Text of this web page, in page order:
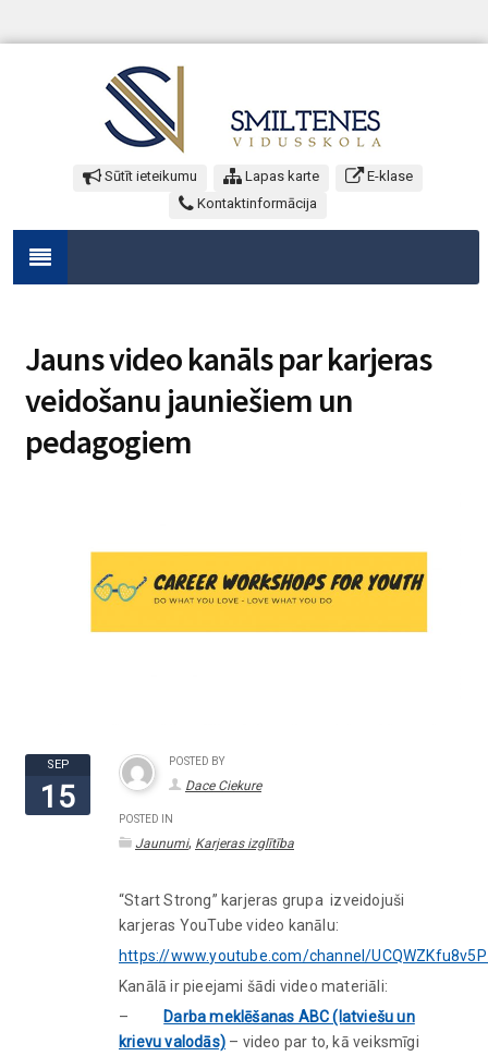
Sūtīt ieteikumu Lapas karte
E-klase
Kontaktinformācija
Jauns video kanāls par karjeras
veidošanu jauniešiem un
pedagogiem
SEP
15
POSTED BY
Dace Ciekure
POSTED IN
Jaunumi, Karjeras izglītība
“Start Strong” karjeras grupa izveidojuši
karjeras YouTube video kanālu:
https://www.youtube.com/channel/
Kanālā ir pieejami šādi video materiāli:
–
Darba meklēšanas ABC (latviešu un
krievu valodās) – video par to, kā veiksmīgi